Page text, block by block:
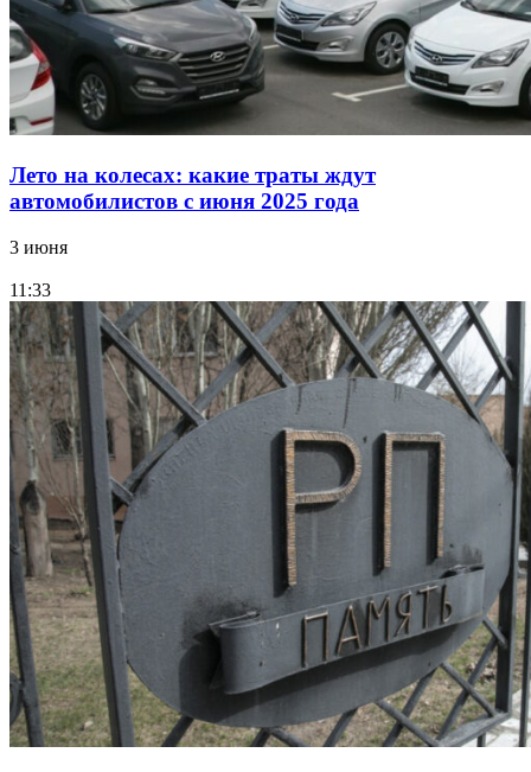
Лето на колесах: какие траты ждут
автомобилистов с июня 2025 года
3 июня
11:33